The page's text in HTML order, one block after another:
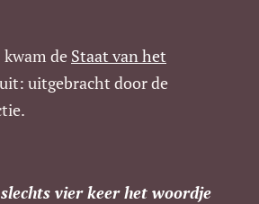
de Staat van het
uitgebracht door de
vier keer het woordje